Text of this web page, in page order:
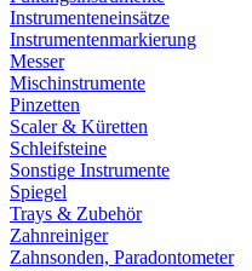
Instrumenteneinsätze
Instrumentenmarkierung
Messer
Mischinstrumente
Pinzetten
Scaler & Küretten
Schleifsteine
Sonstige Instrumente
Spiegel
Trays & Zubehör
Zahnreiniger
Zahnsonden, Paradontometer